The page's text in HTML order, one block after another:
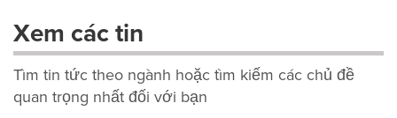
Xem các tin
Tìm tin tức theo ngành hoặc tìm kiếm các chủ đề
quan trọng nhất đối với bạn